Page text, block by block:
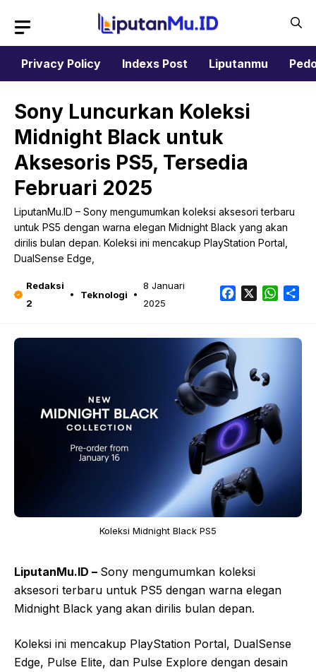
isi
Privacy Policy
Indexs Post Liputanmu
Sony Luncurkan Koleksi
Midnight Black untuk
Aksesoris PS5, Tersedia
Februari 2025
LiputanMu.ID – Sony mengumumkan koleksi aksesori terbaru
untuk PS5 dengan warna elegan Midnight Black yang akan
dirilis bulan depan. Koleksi ini mencakup PlayStation Portal,
DualSense Edge,
Redaksi
2
Teknologi
8 Januari
2025
Facebook
Koleksi Midnight Black PS5
LiputanMu.ID – Sony mengumumkan koleksi
aksesori terbaru untuk PS5 dengan warna elegan
Midnight Black yang akan dirilis bulan depan.
Koleksi ini mencakup PlayStation Portal, DualSense
Edge, Pulse Elite, dan Pulse Explore dengan desain